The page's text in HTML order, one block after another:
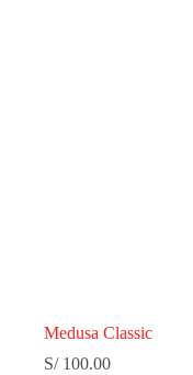
Medusa Classic
S/100.00